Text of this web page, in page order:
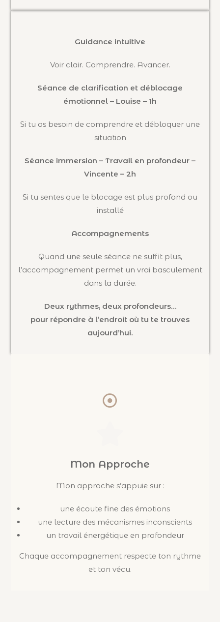
Guidance intuitive
Voir clair. Comprendre. Avancer.
Séance de clarification et déblocage
émotionnel – Louise – 1h
Si tu as besoin de comprendre et débloquer une
situation
Séance immersion – Travail en profondeur –
Vincente – 2h
Si tu sentes que le blocage est plus profond ou
installé
Accompagnements
Quand une seule séance ne suffit plus,
l’accompagnement permet un vrai basculement
dans la durée.
Deux rythmes, deux profondeurs…
pour répondre à l’endroit où tu te trouves
aujourd’hui.
Mon Approche
Mon approche s’appuie sur :
une écoute fine des émotions
une lecture des mécanismes inconscients
un travail énergétique en profondeur
Chaque accompagnement respecte ton rythme
et ton vécu.